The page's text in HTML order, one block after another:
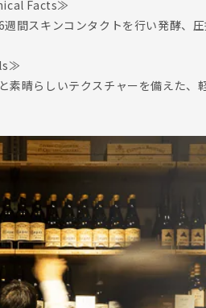
Facts≫
間スキンコンタクトを行い発酵、
素晴らしいテクスチャーを備えた、